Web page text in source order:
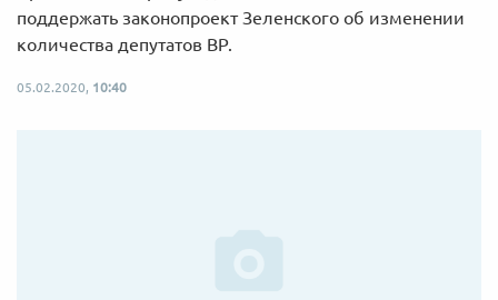
поддержать законопроект Зеленского об изменении
количества депутатов ВР.
05.02.2020, 10:40